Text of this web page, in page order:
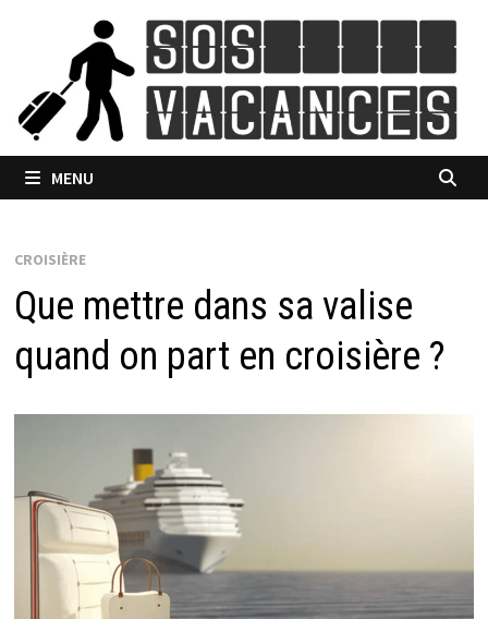
MENU
CROISIÈRE
Que mettre dans sa valise
quand on part en croisière ?